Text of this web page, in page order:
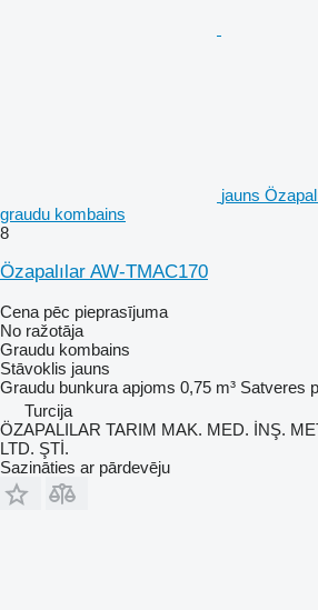
jauns
graudu kombains
8
Özapalılar AW-TMAC170
Cena pēc pieprasījuma
No ražotāja
Graudu kombains
Stāvoklis jauns
Graudu bunkura apjoms 0,75 m³ Satveres
Turcija
ÖZAPALILAR TARIM MAK. MED. İNŞ.
LTD. ŞTİ.
Sazināties ar pārdevēju